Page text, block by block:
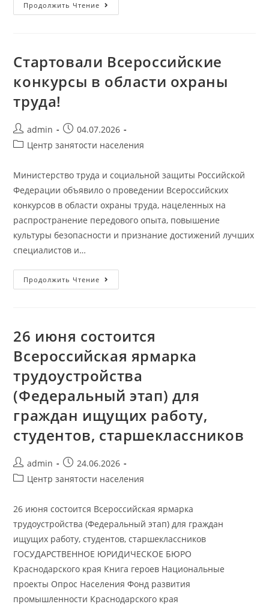
Продолжить Чтение
Стартовали Всероссийские
конкурсы в области охраны
труда!
admin
04.07.2026
Центр занятости населения
Министерство труда и социальной защиты Российской
Федерации объявило о проведении Всероссийских
конкурсов в области охраны труда, нацеленных на
распространение передового опыта, повышение
культуры безопасности и признание достижений лучших
специалистов и…
Продолжить Чтение
26 июня состоится
Всероссийская ярмарка
трудоустройства
(Федеральный этап) для
граждан ищущих работу,
студентов, старшеклассников
admin
24.06.2026
Центр занятости населения
26 июня состоится Всероссийская ярмарка
трудоустройства (Федеральный этап) для граждан
ищущих работу, студентов, старшеклассников
ГОСУДАРСТВЕННОЕ ЮРИДИЧЕСКОЕ БЮРО
Краснодарского края Книга героев Национальные
проекты Опрос Населения Фонд развития
промышленности Краснодарского края